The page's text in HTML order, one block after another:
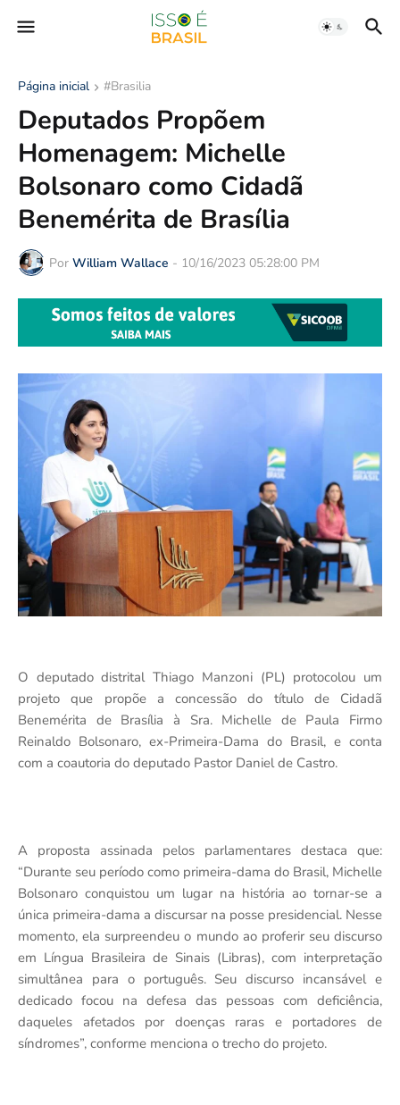
Página inicial #Brasilia
Deputados Propõem
Homenagem: Michelle
Bolsonaro como Cidadã
Benemérita de Brasília
Por William Wallace - 10/16/2023 05:28:00 PM
O deputado distrital Thiago Manzoni (PL) protocolou um
projeto que propõe a concessão do título de Cidadã
Benemérita de Brasília à Sra. Michelle de Paula Firmo
Reinaldo Bolsonaro, ex-Primeira-Dama do Brasil, e conta
com a coautoria do deputado Pastor Daniel de Castro.
A proposta assinada pelos parlamentares destaca que:
“Durante seu período como primeira-dama do Brasil, Michelle
Bolsonaro conquistou um lugar na história ao tornar-se a
única primeira-dama a discursar na posse presidencial. Nesse
momento, ela surpreendeu o mundo ao proferir seu discurso
em Língua Brasileira de Sinais (Libras), com interpretação
simultânea para o português. Seu discurso incansável e
dedicado focou na defesa das pessoas com deficiência,
daqueles afetados por doenças raras e portadores de
síndromes”, conforme menciona o trecho do projeto.